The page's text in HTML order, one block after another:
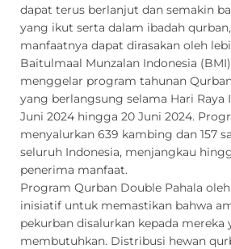
Baitulmaal Munzalan Indonesia
menggelar program tahunan
yang berlangsung selama Hari Raya
Juni 2024 hingga 20 Juni 2024.
menyalurkan 639 kambing dan 157
seluruh Indonesia, menjangkau
penerima manfaat.
Program Qurban Double Pahala
inisiatif untuk memastikan bahwa
pekurban disalurkan kepada mereka
membutuhkan. Distribusi hewan